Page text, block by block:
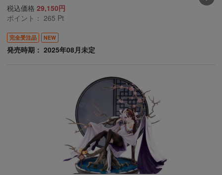
税込価格 29,150円
ポイント： 265 Pt
完全受注品 NEW
発売時期： 2025年08月未定